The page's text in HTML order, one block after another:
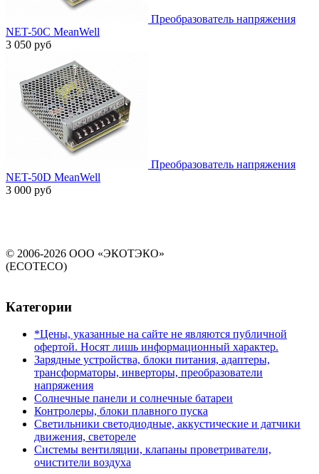
Преобразователь напряжения
NET-50C MeanWell
3 050 руб
Преобразователь напряжения
NET-50D MeanWell
3 000 руб
© 2006-2026 ООО «ЭКОТЭКО»
(ECOTECO)
Категории
*Цены, указанные на сайте не являются публичной
офертой. Носят лишь информационный характер.
Зарядные устройства, блоки питания, адаптеры,
трансформаторы, инверторы, преобразователи
напряжения
Солнечные панели и солнечные батареи
Контролеры, блоки плавного пуска
Светильники светодиодные, аккустические и датчики
движения, светореле
Системы вентиляции, клапаны проветриватели,
очистители воздуха